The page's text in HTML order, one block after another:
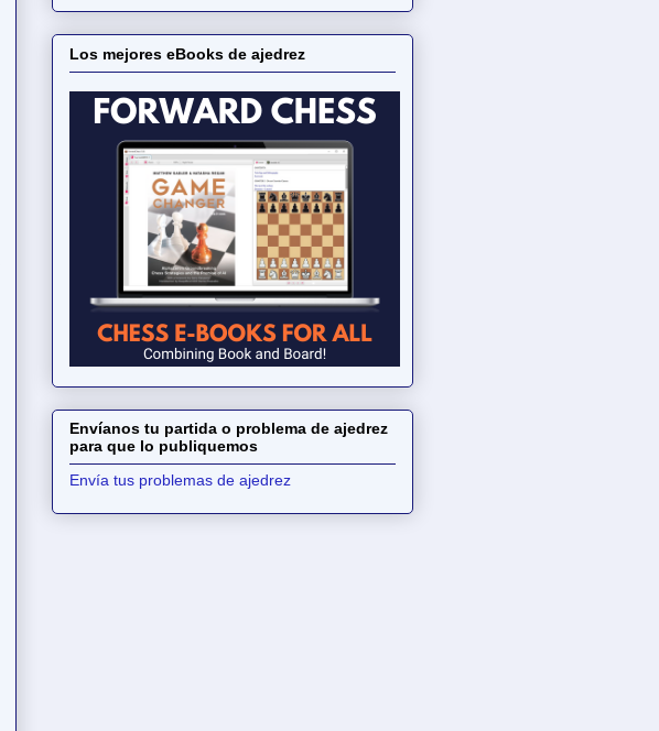
Los mejores eBooks de ajedrez
Envíanos tu partida o problema de ajedrez
para que lo publiquemos
Envía tus problemas de ajedrez